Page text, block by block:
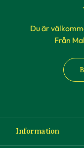
Du är
Från
Information